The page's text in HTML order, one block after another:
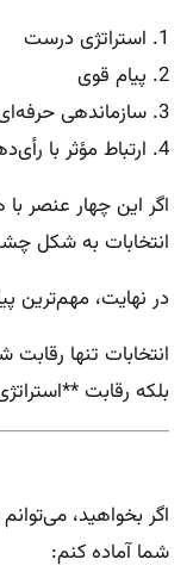
1. استراتژی درست
2. پیام قوی
3. سازماندهی حرفه‌ای
4. ارتباط مؤثر با رأی‌دهندگان
اگر این چهار عنصر
انتخابات به شکل
در نهایت، مهم‌ترین
انتخابات تنها
بلکه رقابت
اگر بخواهید،
شما آماده کنم: